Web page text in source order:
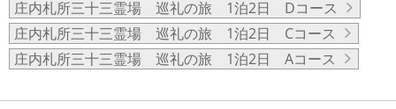
庄内札所三十三霊場 巡礼の旅 1泊2日 Dコース
庄内札所三十三霊場 巡礼の旅 1泊2日 Cコース
庄内札所三十三霊場 巡礼の旅 1泊2日 Aコース